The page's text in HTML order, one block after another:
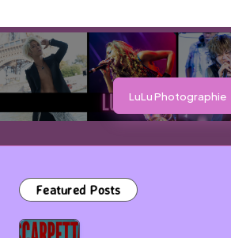
LuLu Photographie
Featured Posts